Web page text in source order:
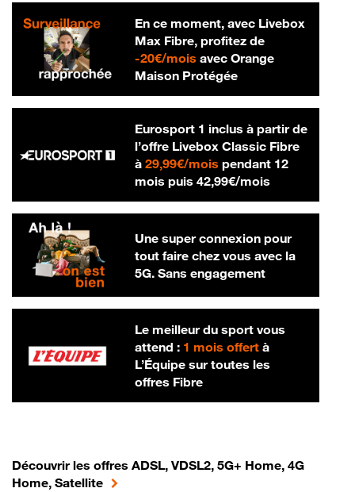
En ce moment, avec Livebox
Max Fibre, profitez de
-20€/mois20 € par mois
avec Orange
Maison Protégée
Eurosport 1 inclus à partir de
l’offre Livebox Classic Fibre
à 29,99€/mois29,99 € par mois
pendant 12
mois puis 42,99€/mois42,99 € par
Une super connexion pour
tout faire chez vous avec la
5G. Sans engagement
Le meilleur du sport vous
attend : 1 mois offertà
L’Équipe sur toutes les
offres Fibre
Découvrir les offres ADSL, VDSL2, 5G+ Home, 4G
Home, Satellite